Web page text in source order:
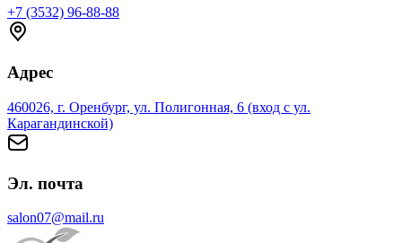
+7 (3532) 96-88-88
Адрес
460026, г. Оренбург, ул. Полигонная, 6 (вход с ул.
Карагандинской)
Эл. почта
salon07@mail.ru